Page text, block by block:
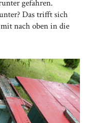
gefahren.
Das trifft sich
nach oben in die